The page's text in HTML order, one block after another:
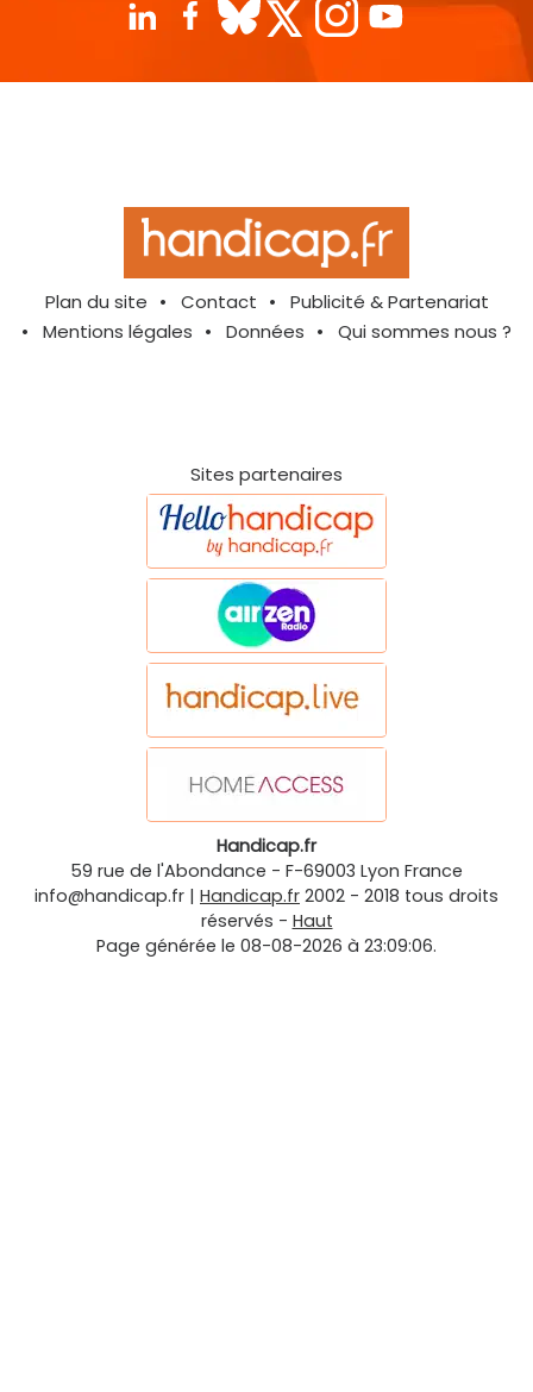
Plan du site Contact
Publicité & Partenariat
Mentions légales
Données Qui sommes nous ?
Sites partenaires
Handicap.fr
59 rue de l'Abondance - F-69003 Lyon France
info@handicap.fr | Handicap.fr 2002 - 2018 tous droits
réservés - Haut
Page générée le 08-08-2026 à 23:09:06.